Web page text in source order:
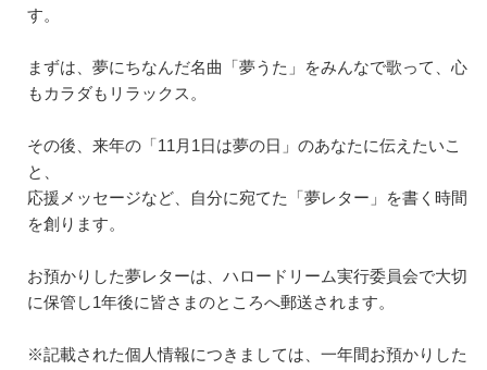
す。
まずは、夢にちなんだ名曲「夢うた」をみんなで歌って、心
もカラダもリラックス。
その後、来年の「11月1日は夢の日」のあなたに伝えたいこ
と、
応援メッセージなど、自分に宛てた「夢レター」を書く時間
を創ります。
お預かりした夢レターは、ハロードリーム実行委員会で大切
に保管し1年後に皆さまのところへ郵送されます。
※記載された個人情報につきましては、一年間お預かりした